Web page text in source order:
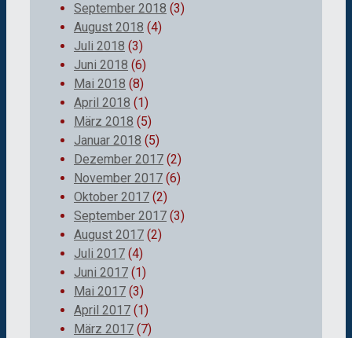
September 2018 (3)
August 2018 (4)
Juli 2018 (3)
Juni 2018 (6)
Mai 2018 (8)
April 2018 (1)
März 2018 (5)
Januar 2018 (5)
Dezember 2017 (2)
November 2017 (6)
Oktober 2017 (2)
September 2017 (3)
August 2017 (2)
Juli 2017 (4)
Juni 2017 (1)
Mai 2017 (3)
April 2017 (1)
März 2017 (7)